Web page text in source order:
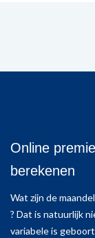
Online
berekenen
Wat zijn de
? Dat is natuurlijk
variabele is